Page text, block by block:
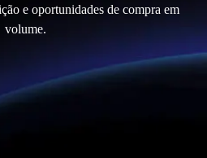
e oportunidades de compra em
volume.